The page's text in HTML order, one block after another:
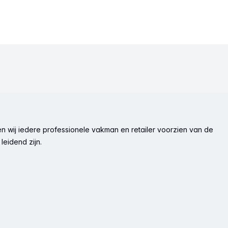
wij iedere professionele vakman en retailer voorzien van de
zijn.